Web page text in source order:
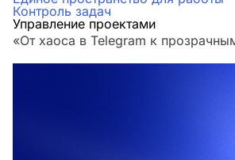
Контроль задач
Управление проектами
«От хаоса в Telegram к